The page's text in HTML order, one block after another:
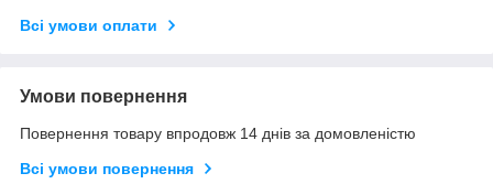
Всі умови оплати
Умови повернення
Повернення товару впродовж 14 днів за домовленістю
Всі умови повернення